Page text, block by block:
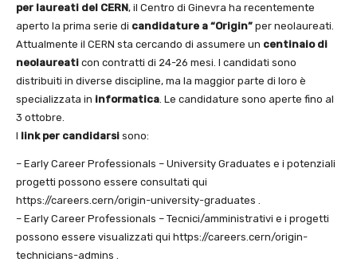
per laureati del CERN, il Centro di Ginevra ha recentemente
aperto la prima serie di candidature a “Origin” per neolaureati.
Attualmente il CERN sta cercando di assumere un centinaio di
neolaureati con contratti di 24-26 mesi. I candidati sono
distribuiti in diverse discipline, ma la maggior parte di loro è
specializzata in informatica . Le candidature sono aperte fino al
3 ottobre.
I link per candidarsi sono:
– Early Career Professionals – University Graduates e i potenziali
progetti possono essere consultati qui
https://careers.cern/origin-university-graduates .
– Early Career Professionals – Tecnici/amministrativi e i progetti
possono essere visualizzati qui https://careers.cern/origin-
technicians-admins .